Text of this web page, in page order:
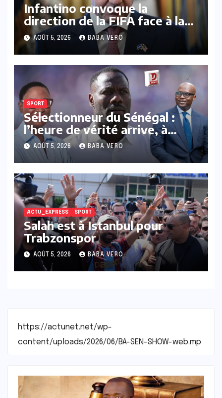
Infantino convoque la
direction de la FIFA face à la
pression croissante autour
d’un projet d’investissement
abandonné
AOÛT 5, 2026 BABA VERO
SPORT
Sélectionneur du Sénégal :
l’heure de vérité arrive, à
quand un cap clair ?
AOÛT 5, 2026 BABA VERO
ACTU_EXPRESS SPORT
Salah est à Istanbul pour
Trabzonspor
AOÛT 5, 2026 BABA VERO
https://actunet.net/wp-
content/uploads/2026/06/BA-SEN-SHOW-web.mp